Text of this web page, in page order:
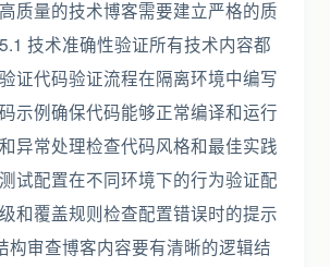
质量的技术博客需要建立严格的质
技术准确性验证所有技术内容都
证代码验证流程在隔离环境中编写
示例确保代码能够正常编译和运行
异常处理检查代码风格和最佳实践
试配置在不同环境下的行为验证配
和覆盖规则检查配置错误时的提示
构审查博客内容要有清晰的逻辑结